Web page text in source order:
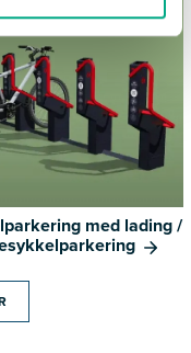
med lading /